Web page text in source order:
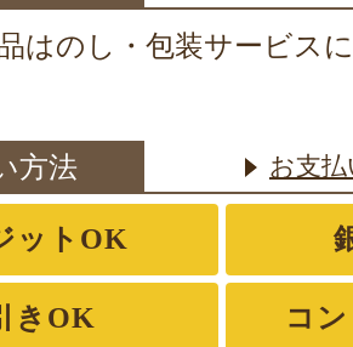
はのし・包装サービス
方法 お支
ットOK
きOK コ